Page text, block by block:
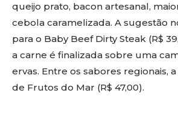
queijo prato, bacon artesanal,
cebola caramelizada. A sugestão
para o Baby Beef Dirty Steak (R$
a carne é finalizada sobre uma
ervas. Entre os sabores regionais,
de Frutos do Mar (R$ 47,00).